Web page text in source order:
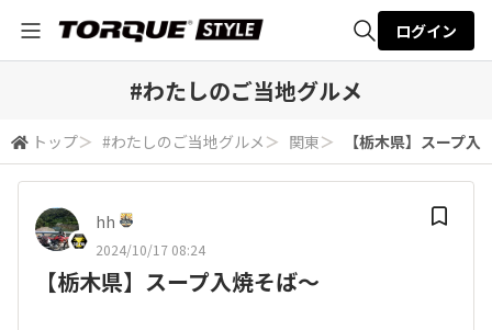
検索
ログイン
#わたしのご当地グルメ
トップ＞ #わたしのご当地グルメ ＞ 関東＞ 【栃木県】スープ入
hh
2024/10/17 08:24
【栃木県】スープ入焼そば～